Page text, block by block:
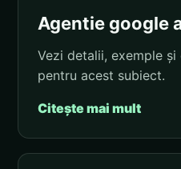
Agentie google
Vezi detalii, exemple
pentru acest subiect.
Citește mai mult